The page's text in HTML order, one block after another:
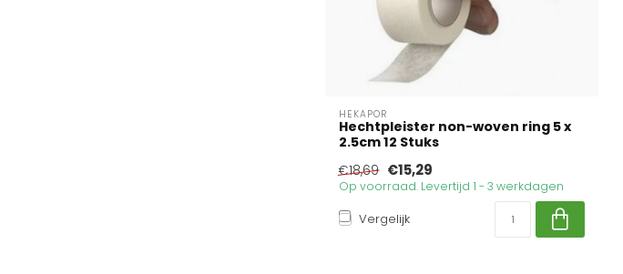
HEKAPOR
Hechtpleister non-woven ring 5 x
2.5cm 12 Stuks
€18,69 €15,29
Op voorraad. Levertijd 1 - 3 werkdagen
Vergelijk